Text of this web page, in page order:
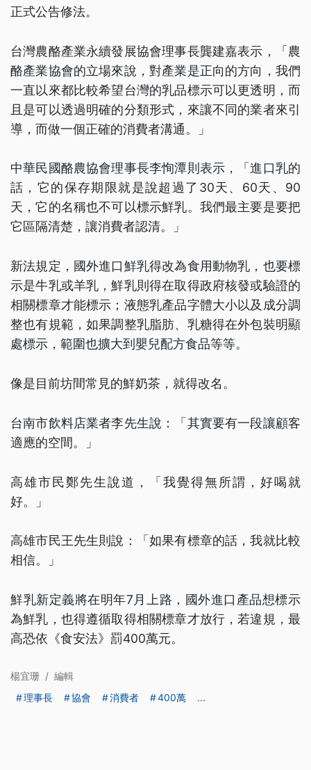
正式公告修法。
台灣農酪產業永續發展協會理事長龔建嘉表示，「農
酪產業協會的立場來說，對產業是正向的方向，我們
一直以來都比較希望台灣的乳品標示可以更透明，而
且是可以透過明確的分類形式，來讓不同的業者來引
導，而做一個正確的消費者溝通。」
中華民國酪農協會理事長李恂潭則表示，「進口乳的
話，它的保存期限就是說超過了30天、60天、90
天，它的名稱也不可以標示鮮乳。我們最主要是要把
它區隔清楚，讓消費者認清。」
新法規定，國外進口鮮乳得改為食用動物乳，也要標
示是牛乳或羊乳，鮮乳則得在取得政府核發或驗證的
相關標章才能標示；液態乳產品字體大小以及成分調
整也有規範，如果調整乳脂肪、乳糖得在外包裝明顯
處標示，範圍也擴大到嬰兒配方食品等等。
像是目前坊間常見的鮮奶茶，就得改名。
台南市飲料店業者李先生說：「其實要有一段讓顧客
適應的空間。」
高雄市民鄭先生說道，「我覺得無所謂，好喝就
好。」
高雄市民王先生則說：「如果有標章的話，我就比較
相信。」
鮮乳新定義將在明年7月上路，國外進口產品想標示
為鮮乳，也得遵循取得相關標章才放行，若違規，最
高恐依《食安法》罰400萬元。
楊宜珊 / 編輯
理事長
協會 消費者 400萬 ...